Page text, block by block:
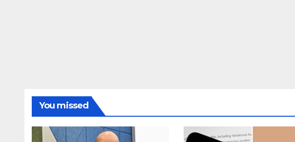
You missed